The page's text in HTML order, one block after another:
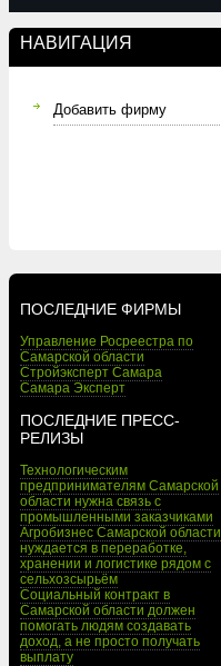
НАВИГАЦИЯ
Добавить фирму
ПОСЛЕДНИЕ ФИРМЫ
Управление Росреестра по
Самарской области
Стройэксперт Самара
Самара Эксперт
ПОСЛЕДНИЕ ПРЕСС-
РЕЛИЗЫ
Технологическим
предпринимателям Самарской
области нужна связь с
промышленными заказчиками
Агробизнес Самарской области
нуждается в переработке,
хранении и логистике рядом с
сельхозсырьём
Социальный контракт в
Самарской области должен
помогать людям создавать
доход, а не просто получать
выплату